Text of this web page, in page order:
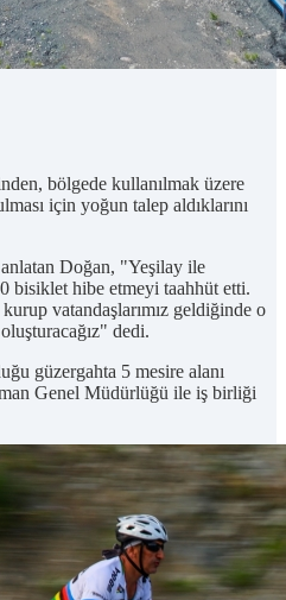
bölgede kullanılmak üzere
için yoğun talep aldıklarını
anlatan Doğan, "Yeşilay ile
bisiklet hibe etmeyi taahhüt etti.
vatandaşlarımız geldiğinde o
dedi.
güzergahta 5 mesire alanı
Genel Müdürlüğü ile iş birliği